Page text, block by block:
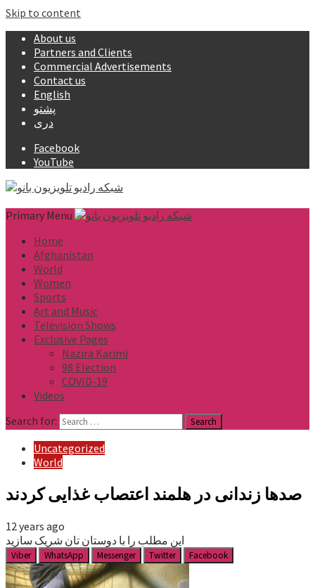
Skip to content
About us
Partners and Clients
Commercial Advertisements
Contact us
English
پشتو
دری
Facebook
YouTube
Primary Menu
Home
Afghanistan
World
Women
Sports
Art and Music
Television Shows
Exclusive Pages
Nazira Karimi
98 Election
COVID-19
Videos
Search for:
Uncategorized
World
صدها زندانی در هلمند اعتصاب غذایی کردند
12 years ago
این مطلب را با دوستان تان شریک سازید
Viber WhatsApp Messenger Twitter Facebook